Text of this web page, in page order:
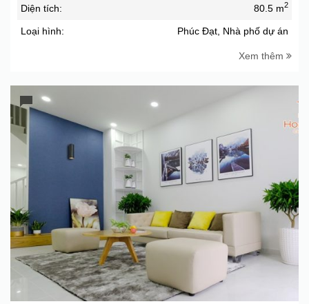
Diện tích: 80.5 m2
Loại hình: Phúc Đạt, Nhà phố dự án
Xem thêm